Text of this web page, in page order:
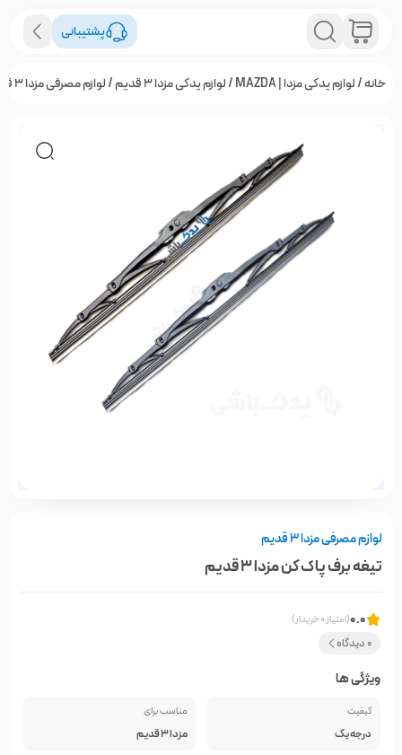
پشتیبانی
خانه/لوازم یدکی مزدا | MAZDA /لوازم یدکی مزدا ۳ قدیم /لوازم مصرفی مزدا 3 قدیم
لوازم مصرفی مزدا 3 قدیم
تیغه برف پاک کن مزدا 3 قدیم
0.0(امتیاز 0 خریدار)
0 دیدگاه
ویژگی ها
کیفیت
درجه یک
مناسب برای
مزدا 3 قدیم